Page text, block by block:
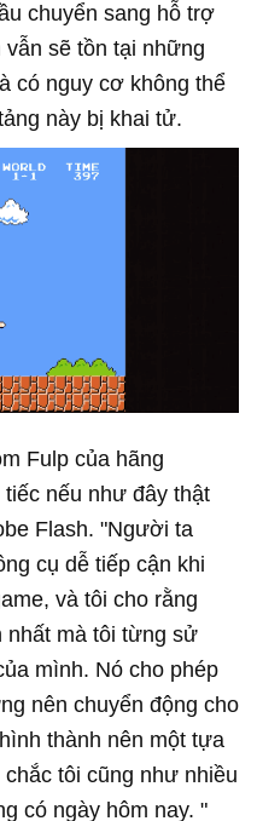
chuyển sang hỗ trợ
sẽ tồn tại những
có nguy cơ không thể
này bị khai tử.
Fulp của hãng
nếu như đây thật
Flash. "Người ta
cụ dễ tiếp cận khi
và tôi cho rằng
nhất mà tôi từng sử
mình. Nó cho phép
nên chuyển động cho
thành nên một tựa
tôi cũng như nhiều
có ngày hôm nay. "